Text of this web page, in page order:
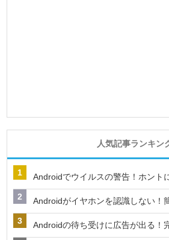
人気記事ランキン
Androidでウイルスの警告！ホント
Androidがイヤホンを認識しない！
Androidの待ち受けに広告が出る！